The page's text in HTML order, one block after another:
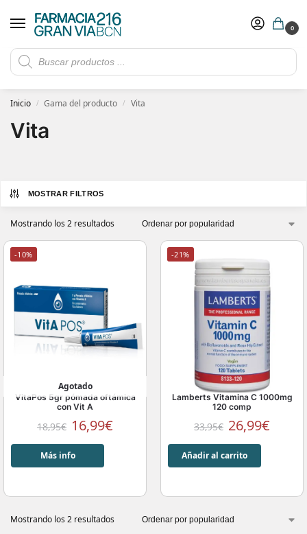
0
Rebajas de verano hasta -30%
​ 5€ de descuento con el cupón 5GRANVIA (compras superiores a 150€)
Inicio / Gama del producto / Vita
Vita
MOSTRAR FILTROS
Mostrando los 2 resultados
-10%
Agotado
VitaPos 5gr pómada oftámica
con Vit A
18,95€ 16,99€
Más info
-21%
Lamberts Vitamina C 1000mg
120 comp
33,95€ 26,99€
Añadir al carrito
Mostrando los 2 resultados